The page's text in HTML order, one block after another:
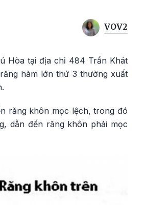
VOV2
Hòa tại địa chỉ 484 Trần Khát
hàm lớn thứ 3 thường xuất
răng khôn mọc lệch, trong đó
dẫn đến răng khôn phải mọc